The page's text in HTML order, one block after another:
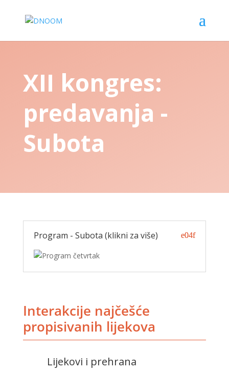
XII kongres:
predavanja -
Subota
Program - Subota (klikni za više)
Interakcije najčešće
propisivanih lijekova
Lijekovi i prehrana